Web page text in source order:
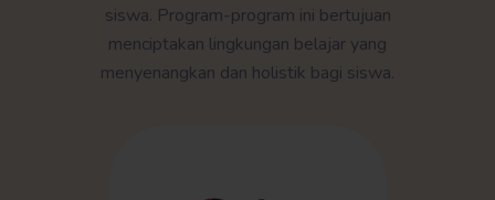
siswa. Program-program ini bertujuan
menciptakan lingkungan belajar yang
menyenangkan dan holistik bagi siswa.